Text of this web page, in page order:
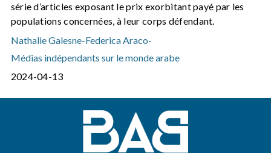
série d’articles exposant le prix exorbitant payé par les
populations concernées, à leur corps défendant.
Nathalie Galesne-Federica Araco-
Médias indépendants sur le monde arabe
2024-04-13